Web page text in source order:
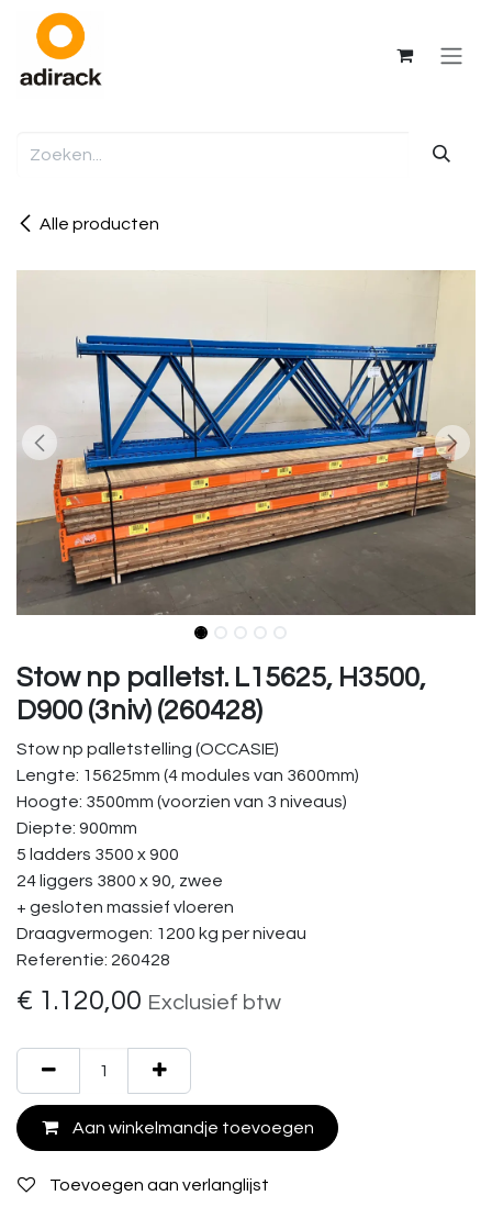
Overslaan naar inhoud
Alle producten
Stow np palletst. L15625, H3500,
D900 (3niv) (260428)
Stow np palletstelling (OCCASIE)
Lengte: 15625mm (4 modules van 3600mm)
Hoogte: 3500mm (voorzien van 3 niveaus)
Diepte: 900mm
5 ladders 3500 x 900
24 liggers 3800 x 90, zwee
+ gesloten massief vloeren
Draagvermogen: 1200 kg per niveau
Referentie: 260428
€ 1.120,00 Exclusief btw
Aan winkelmandje toevoegen
Toevoegen aan verlanglijst